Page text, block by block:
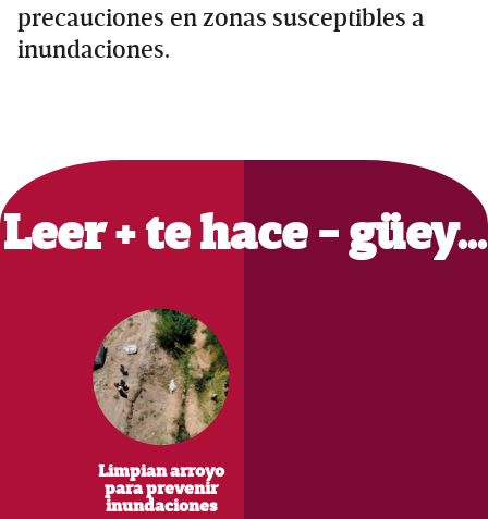
precauciones en zonas susceptibles a
inundaciones.
Primary
Sidebar
Leer + te hace - güey…
Limpian arroyo
para prevenir
inundaciones